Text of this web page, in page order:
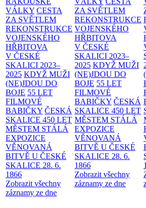
VÁLKY CESTA
ZA SVĚTLEM
REKONSTRUKCE
VOJENSKÉHO
HŘBITOVA
V ČESKÉ
SKALICI 2023–
2025 KDYŽ MUŽI
(NE)JDOU DO
BOJE 55 LET
FILMOVÉ
BABIČKY ČESKÁ
SKALICE 450 LET
MĚSTEM STÁLÁ
EXPOZICE
VĚNOVANÁ
BITVĚ U ČESKÉ
SKALICE 28. 6.
1866
Zobrazit všechny
záznamy ze dne
ZA SVĚTLEM
REKONSTRUKCE
VOJENSKÉHO
HŘBITOVA
V ČESKÉ
SKALICI 2023–
2025 KDYŽ MUŽI
(NE)JDOU DO
BOJE 55 LET
FILMOVÉ
BABIČKY ČESKÁ
SKALICE 450 LET
MĚSTEM STÁLÁ
EXPOZICE
VĚNOVANÁ
BITVĚ U ČESKÉ
SKALICE 28. 6.
1866
Zobrazit všechny
záznamy ze dne